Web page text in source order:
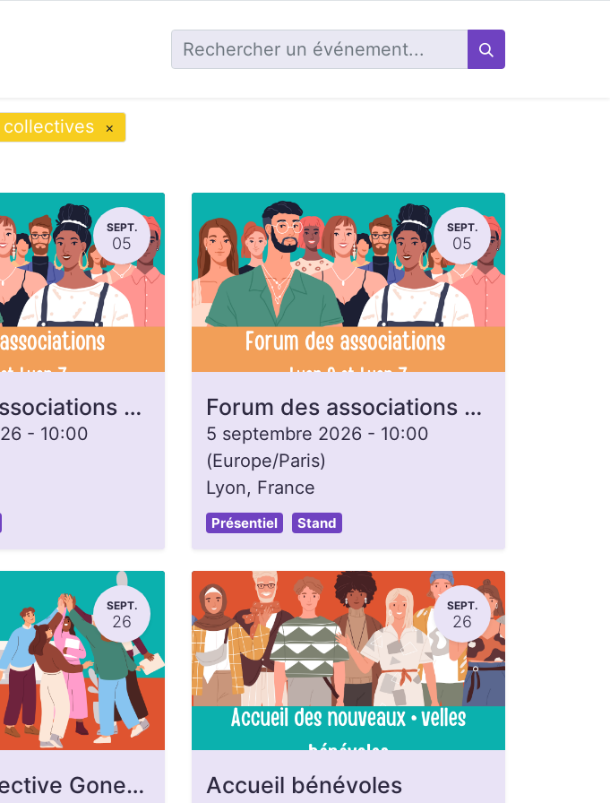
×
SEPT.
05
Forum des associations - Lyon 3e
- 10:00
SEPT.
05
Forum des associations - Lyon 7e
5 septembre 2026 - 10:00
(Europe/Paris)
Lyon, France
Présentiel Stand
SEPT.
26
Journée collective Gonette, ouverte à toutes et tous
SEPT.
26
Accueil bénévoles